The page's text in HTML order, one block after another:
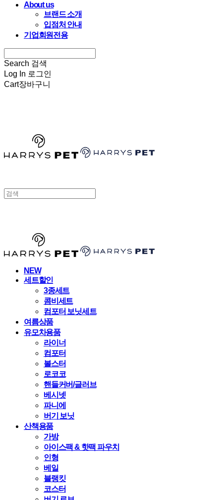
About us
브랜드 소개
입점처 안내
기업회원전용
Search 검색
Log In 로그인
Cart장바구니
NEW
세트할인
3종세트
콤비세트
컴포터 보닛세트
여름상품
유모차용품
라이너
컴포터
볼스터
로코코
핸들커버/글러브
베시넷
파니에
버기 보닛
산책용품
가방
아이스팩 & 핫팩 파우치
인형
베일
블랭킷
코스터